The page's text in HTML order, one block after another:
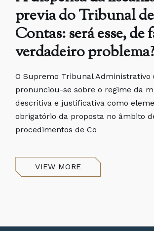
previa do Tribunal de
Contas: será esse, de
verdadeiro
O Supremo Tribunal Administrativo
pronunciou-se sobre o regime da
descritiva e justificativa como
obrigatório da proposta no âmbito
procedimentos de Co
VIEW MORE